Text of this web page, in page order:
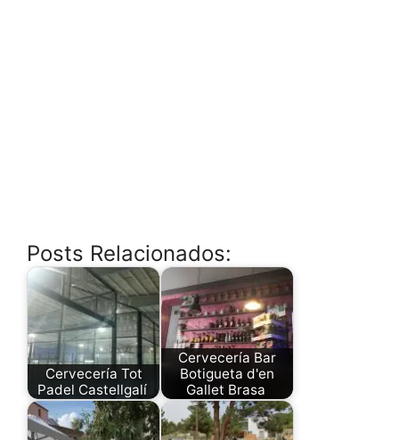
Posts Relacionados:
Cervecería Tot
Padel Castellgalí
Cervecería Bar
Botigueta d'en
Gallet Brasa